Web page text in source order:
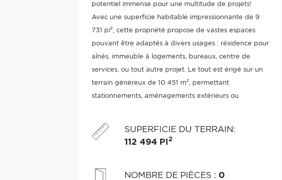
potentiel immense pour une multitude de projets!
Avec une superficie habitable impressionnante de 9
731 pi², cette propriété propose de vastes espaces
pouvant être adaptés à divers usages : résidence pour
aînés, immeuble à logements, bureaux, centre de
services, ou tout autre projet. Le tout est érigé sur un
terrain généreux de 10 451 m², permettant
stationnements, aménagements extérieurs ou
structure solide. Une base idéale pour concrétiser vos
idées!
SUPERFICIE DU TERRAIN:
112 494 PI 2
NOMBRE DE PIÈCES : 0